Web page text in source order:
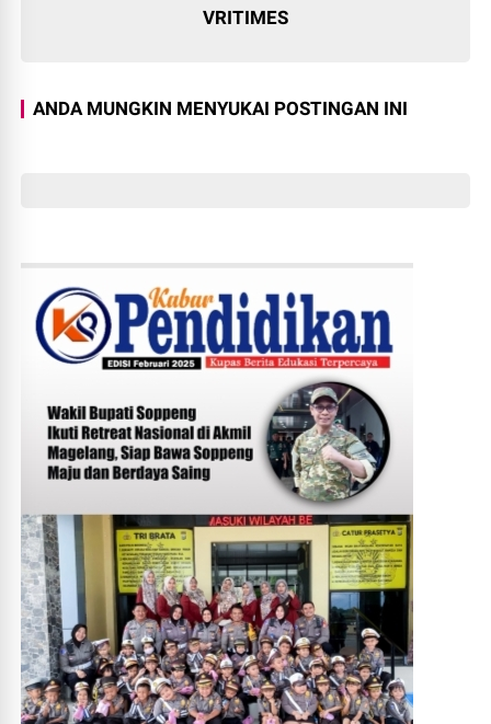
VRITIMES
ANDA MUNGKIN MENYUKAI POSTINGAN INI